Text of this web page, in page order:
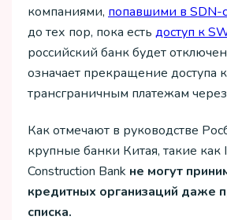
компаниями, попавшими в SDN-
до тех пор, пока есть доступ к
российский банк будет
означает прекращение доступа к
трансграничным платежам через
Как отмечают в руководстве
крупные банки Китая, такие как
Construction Bank не могут
кредитных организаций даже
списка.